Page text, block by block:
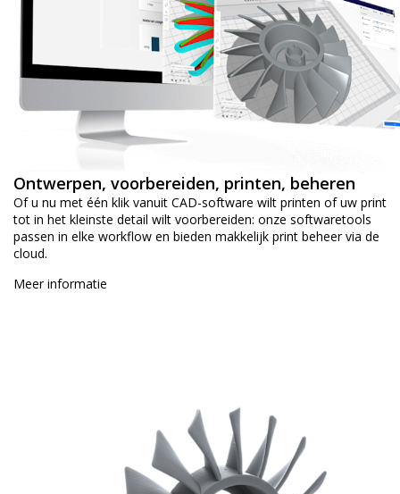
Ontwerpen, voorbereiden, printen, beheren
Of u nu met één klik vanuit CAD-software wilt printen of uw print
tot in het kleinste detail wilt voorbereiden: onze softwaretools
passen in elke workflow en bieden makkelijk print beheer via de
cloud.
Meer informatie